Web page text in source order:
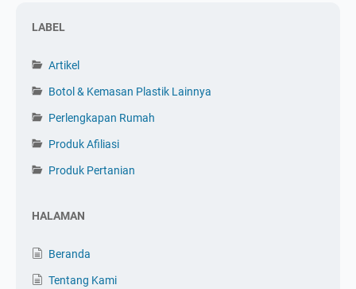
LABEL
Artikel
Botol & Kemasan Plastik Lainnya
Perlengkapan Rumah
Produk Afiliasi
Produk Pertanian
HALAMAN
Beranda
Tentang Kami